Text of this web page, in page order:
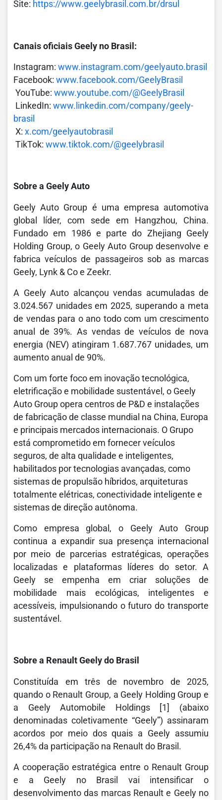
Site: https://www.geelybrasil.com.br/drsul
Canais oficiais Geely no Brasil:
Instagram: www.instagram.com/geelyauto.brasil
Facebook: www.facebook.com/GeelyBrasil
YouTube: www.youtube.com/@GeelyBrasil
LinkedIn: www.linkedin.com/company/geely-
brasil
X: x.com/geelyautobrasil
TikTok: www.tiktok.com/@geelybrasil
Sobre a Geely Auto
Geely Auto Group é uma empresa automotiva
global líder, com sede em Hangzhou, China.
Fundado em 1986 e parte do Zhejiang Geely
Holding Group, o Geely Auto Group desenvolve e
fabrica veículos de passageiros sob as marcas
Geely, Lynk & Co e Zeekr.
A Geely Auto alcançou vendas acumuladas de
3.024.567 unidades em 2025, superando a meta
de vendas para o ano todo com um crescimento
anual de 39%. As vendas de veículos de nova
energia (NEV) atingiram 1.687.767 unidades, um
aumento anual de 90%.
Com um forte foco em inovação tecnológica,
eletrificação e mobilidade sustentável, o Geely
Auto Group opera centros de P&D e instalações
de fabricação de classe mundial na China, Europa
e principais mercados internacionais. O Grupo
está comprometido em fornecer veículos
seguros, de alta qualidade e inteligentes,
habilitados por tecnologias avançadas, como
sistemas de propulsão híbridos, arquiteturas
totalmente elétricas, conectividade inteligente e
sistemas de direção autônoma.
Como empresa global, o Geely Auto Group
continua a expandir sua presença internacional
por meio de parcerias estratégicas, operações
localizadas e plataformas líderes do setor. A
Geely se empenha em criar soluções de
mobilidade mais ecológicas, inteligentes e
acessíveis, impulsionando o futuro do transporte
sustentável.
Sobre a Renault Geely do Brasil
Constituída em três de novembro de 2025,
quando o Renault Group, a Geely Holding Group e
a Geely Automobile Holdings [1] (abaixo
denominadas coletivamente “Geely”) assinaram
acordos por meio dos quais a Geely assumiu
26,4% da participação na Renault do Brasil.
A cooperação estratégica entre o Renault Group
e a Geely no Brasil vai intensificar o
desenvolvimento das marcas Renault e Geely no